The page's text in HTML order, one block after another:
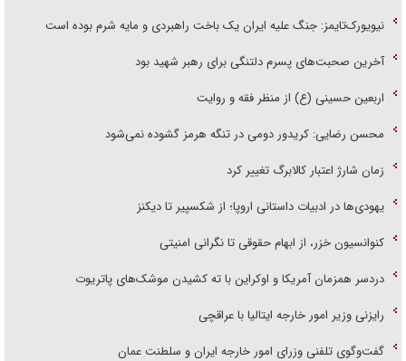
نیویورک‌تایمز: جنگ علیه ایران یک باخت راهبردی و مایه شرم بوده است
آخرین صحبت‌های پسرم دلتنگی برای رهبر شهید بود
اربعین حسینی (ع) از منظر فقه و روایت
محسن رضایی: کریدور دومی در تنگه هرمز گشوده نمی‌شود
زمان شارژ اعتبار کالابرگ تغییر کرد
یهودی‌ها در ادبیات داستانی اروپا؛ از شکسپیر تا دیکنز
کنوانسیون خزر، از ابهام حقوقی تا نگرانی امنیتی
دردسر همزمان آمریکا و اوکراین با ته کشیدن موشک‌های پاتریوت
رایزنی وزیر امور خارجه ایتالیا با عراقچی
گفت‌وگوی تلفنی وزرای امور خارجه ایران و سلطنت عمان